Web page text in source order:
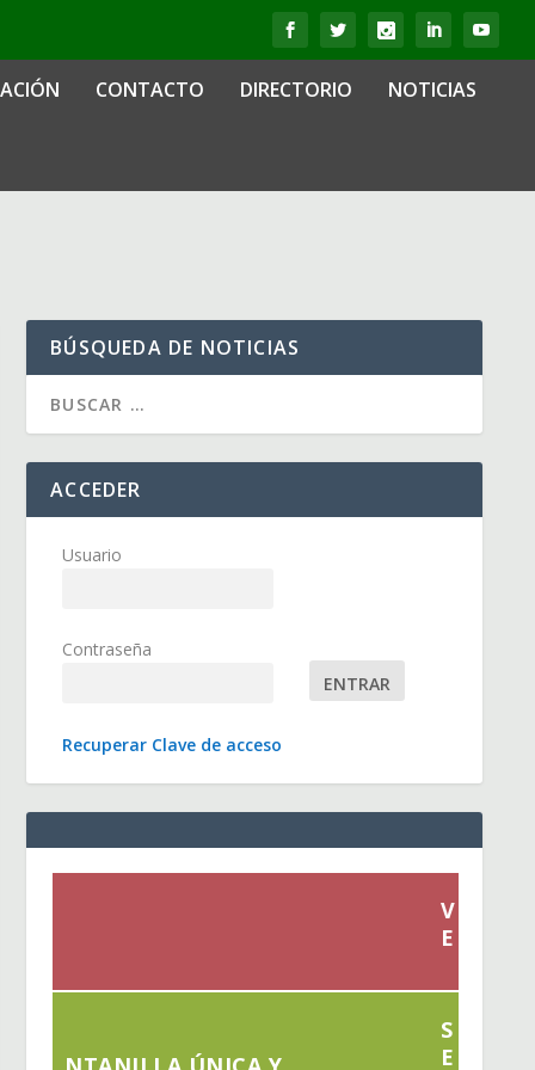
CONTACTO DIRECTORIO NOTICIAS
BÚSQUEDA DE NOTICIAS
ACCEDER
Usuario
Contraseña
Recuperar Clave de acceso
V
E
S
E